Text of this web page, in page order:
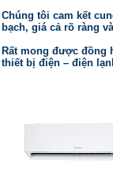
Chúng tôi cam kết
bạch, giá cả rõ ràng
Rất mong được đồng
thiết bị điện – điện